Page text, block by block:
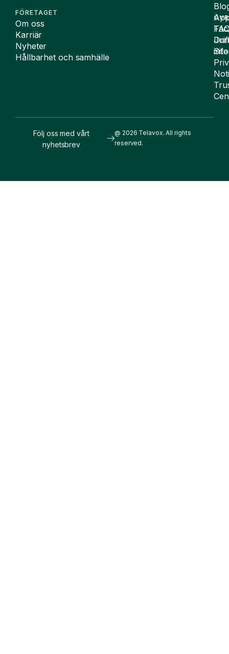
FÖRETAGET
Om oss
Karriär
Nyheter
Hållbarhet och samhälle
@ 2026 Telavox. All rights
reserved.
Följ oss med vårt
nyhetsbrev